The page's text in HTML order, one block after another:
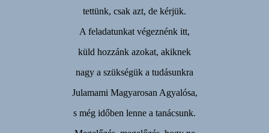
tettünk, csak azt, de kérjük.
A feladatunkat végeznénk itt,
küld hozzánk azokat, akiknek
nagy a szükségük a tudásunkra
Julamami Magyarosan Agyalósa,
s még időben lenne a tanácsunk.